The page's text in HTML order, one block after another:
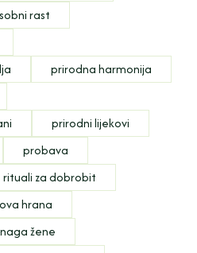
rast
prirodna harmonija
prirodni lijekovi
probava
rituali za dobrobit
hrana
žene